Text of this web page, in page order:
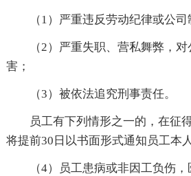
（1）严重违反劳动纪律或公司
（2）严重失职、营私舞弊，
害；
（3）被依法追究刑事责任。
员工有下列情形之一的，在征
将提前30日以书面形式通知员工本
（4）员工患病或非因工负伤